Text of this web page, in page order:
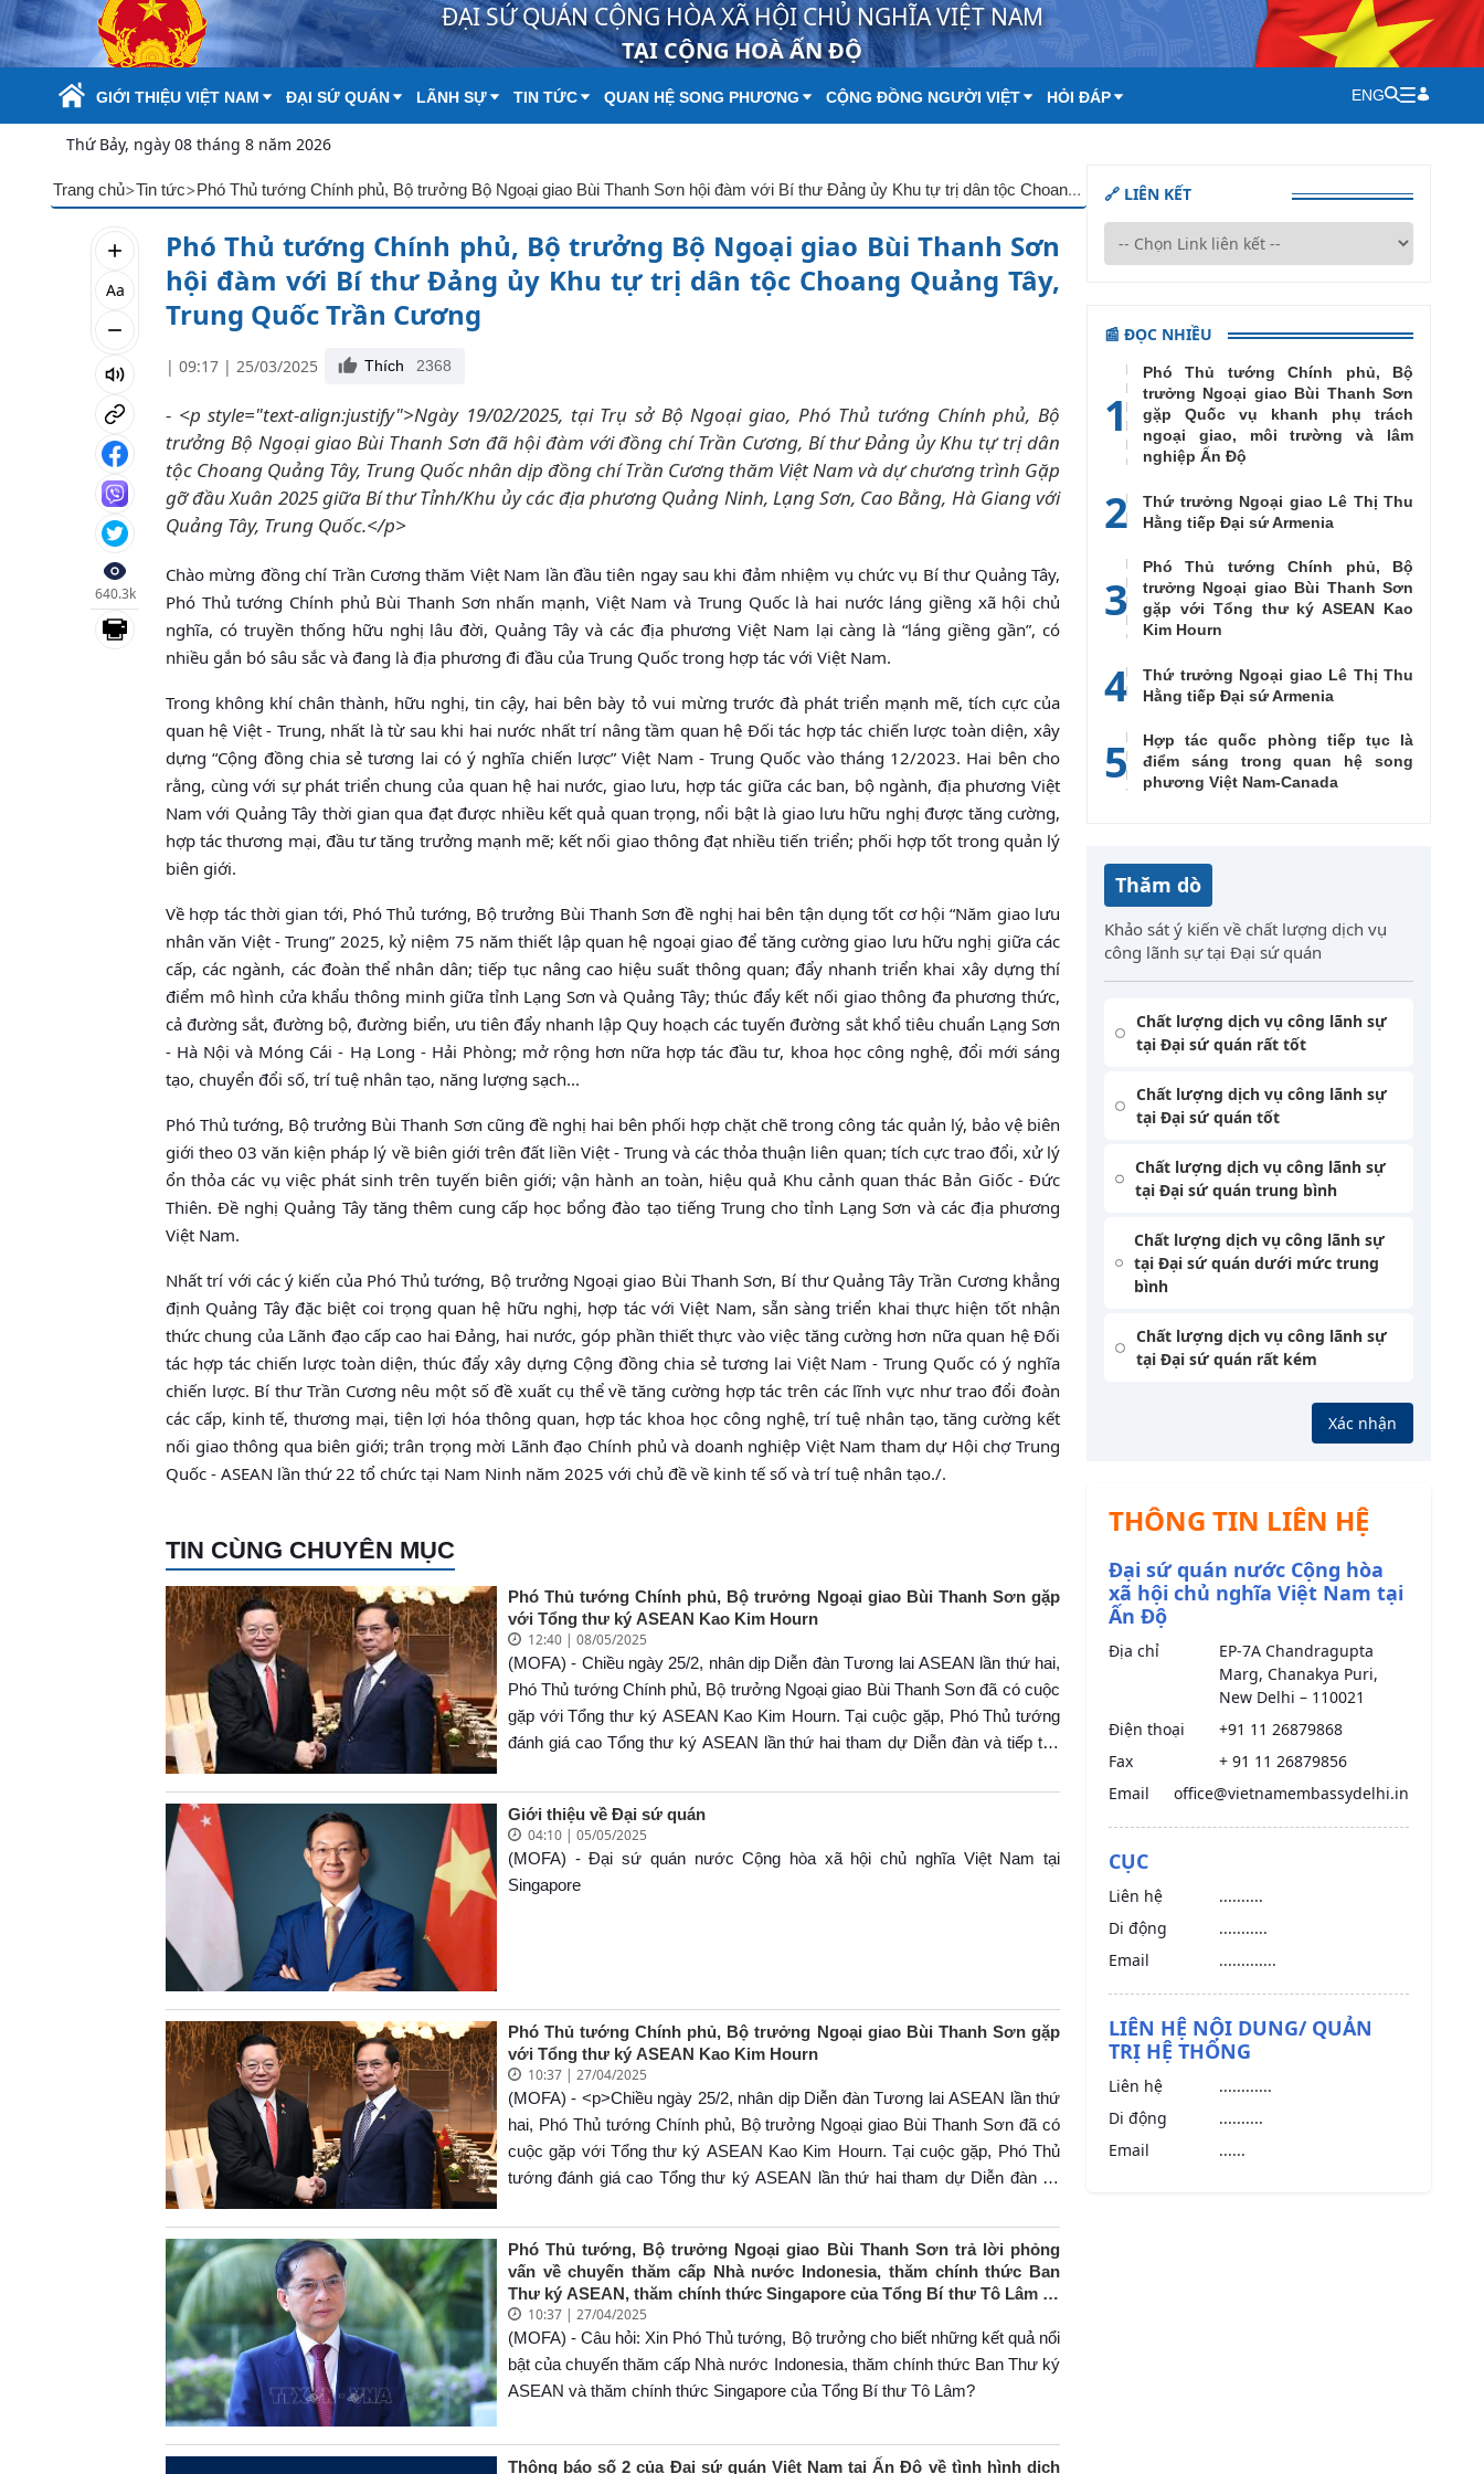
Skip to Main Content ĐẠI SỨ QUÁN CỘNG HÒA XÃ HỘI CHỦ NGHĨA VIỆT NAM
TẠI CỘNG HOÀ ẤN ĐỘ
GIỚI THIỆU VIỆT NAM ĐẠI SỨ QUÁN LÃNH SỰ TIN TỨC QUAN HỆ SONG PHƯƠNG CỘNG ĐỒNG NGƯỜI VIỆT HỎI ĐÁP ENG
Thứ Bảy, ngày 08 tháng 8 năm 2026
Trang chủ>Tin tức> Phó Thủ tướng Chính phủ, Bộ trưởng Bộ Ngoại giao Bùi Thanh Sơn hội đàm với Bí thư Đảng ủy Khu tự trị dân tộc Choang Quảng Tây, Trung Quốc Trần Cương
Aa
640.3k
Phó Thủ tướng Chính phủ, Bộ trưởng Bộ Ngoại giao Bùi Thanh Sơn
hội đàm với Bí thư Đảng ủy Khu tự trị dân tộc Choang Quảng Tây,
Trung Quốc Trần Cương
| 09:17 | 25/03/2025 Thích 2368
- <p style="text-align:justify">Ngày 19/02/2025, tại Trụ sở Bộ Ngoại giao, Phó Thủ tướng Chính phủ, Bộ
trưởng Bộ Ngoại giao Bùi Thanh Sơn đã hội đàm với đồng chí Trần Cương, Bí thư Đảng ủy Khu tự trị dân
tộc Choang Quảng Tây, Trung Quốc nhân dịp đồng chí Trần Cương thăm Việt Nam và dự chương trình Gặp
gỡ đầu Xuân 2025 giữa Bí thư Tỉnh/Khu ủy các địa phương Quảng Ninh, Lạng Sơn, Cao Bằng, Hà Giang với
Quảng Tây, Trung Quốc.</p>
Chào mừng đồng chí Trần Cương thăm Việt Nam lần đầu tiên ngay sau khi đảm nhiệm vụ chức vụ Bí thư Quảng Tây,
Phó Thủ tướng Chính phủ Bùi Thanh Sơn nhấn mạnh, Việt Nam và Trung Quốc là hai nước láng giềng xã hội chủ
nghĩa, có truyền thống hữu nghị lâu đời, Quảng Tây và các địa phương Việt Nam lại càng là “láng giềng gần”, có
nhiều gắn bó sâu sắc và đang là địa phương đi đầu của Trung Quốc trong hợp tác với Việt Nam.
Trong không khí chân thành, hữu nghị, tin cậy, hai bên bày tỏ vui mừng trước đà phát triển mạnh mẽ, tích cực của
quan hệ Việt - Trung, nhất là từ sau khi hai nước nhất trí nâng tầm quan hệ Đối tác hợp tác chiến lược toàn diện, xây
dựng “Cộng đồng chia sẻ tương lai có ý nghĩa chiến lược” Việt Nam - Trung Quốc vào tháng 12/2023. Hai bên cho
rằng, cùng với sự phát triển chung của quan hệ hai nước, giao lưu, hợp tác giữa các ban, bộ ngành, địa phương Việt
Nam với Quảng Tây thời gian qua đạt được nhiều kết quả quan trọng, nổi bật là giao lưu hữu nghị được tăng cường,
hợp tác thương mại, đầu tư tăng trưởng mạnh mẽ; kết nối giao thông đạt nhiều tiến triển; phối hợp tốt trong quản lý
biên giới.
Về hợp tác thời gian tới, Phó Thủ tướng, Bộ trưởng Bùi Thanh Sơn đề nghị hai bên tận dụng tốt cơ hội “Năm giao lưu
nhân văn Việt - Trung” 2025, kỷ niệm 75 năm thiết lập quan hệ ngoại giao để tăng cường giao lưu hữu nghị giữa các
cấp, các ngành, các đoàn thể nhân dân; tiếp tục nâng cao hiệu suất thông quan; đẩy nhanh triển khai xây dựng thí
điểm mô hình cửa khẩu thông minh giữa tỉnh Lạng Sơn và Quảng Tây; thúc đẩy kết nối giao thông đa phương thức,
cả đường sắt, đường bộ, đường biển, ưu tiên đẩy nhanh lập Quy hoạch các tuyến đường sắt khổ tiêu chuẩn Lạng Sơn
- Hà Nội và Móng Cái - Hạ Long - Hải Phòng; mở rộng hơn nữa hợp tác đầu tư, khoa học công nghệ, đổi mới sáng
tạo, chuyển đổi số, trí tuệ nhân tạo, năng lượng sạch...
Phó Thủ tướng, Bộ trưởng Bùi Thanh Sơn cũng đề nghị hai bên phối hợp chặt chẽ trong công tác quản lý, bảo vệ biên
giới theo 03 văn kiện pháp lý về biên giới trên đất liền Việt - Trung và các thỏa thuận liên quan; tích cực trao đổi, xử lý
ổn thỏa các vụ việc phát sinh trên tuyến biên giới; vận hành an toàn, hiệu quả Khu cảnh quan thác Bản Giốc - Đức
Thiên. Đề nghị Quảng Tây tăng thêm cung cấp học bổng đào tạo tiếng Trung cho tỉnh Lạng Sơn và các địa phương
Việt Nam.
Nhất trí với các ý kiến của Phó Thủ tướng, Bộ trưởng Ngoại giao Bùi Thanh Sơn, Bí thư Quảng Tây Trần Cương khẳng
định Quảng Tây đặc biệt coi trọng quan hệ hữu nghị, hợp tác với Việt Nam, sẵn sàng triển khai thực hiện tốt nhận
thức chung của Lãnh đạo cấp cao hai Đảng, hai nước, góp phần thiết thực vào việc tăng cường hơn nữa quan hệ Đối
tác hợp tác chiến lược toàn diện, thúc đẩy xây dựng Cộng đồng chia sẻ tương lai Việt Nam - Trung Quốc có ý nghĩa
chiến lược. Bí thư Trần Cương nêu một số đề xuất cụ thể về tăng cường hợp tác trên các lĩnh vực như trao đổi đoàn
các cấp, kinh tế, thương mại, tiện lợi hóa thông quan, hợp tác khoa học công nghệ, trí tuệ nhân tạo, tăng cường kết
nối giao thông qua biên giới; trân trọng mời Lãnh đạo Chính phủ và doanh nghiệp Việt Nam tham dự Hội chợ Trung
Quốc - ASEAN lần thứ 22 tổ chức tại Nam Ninh năm 2025 với chủ đề về kinh tế số và trí tuệ nhân tạo./.
TIN CÙNG CHUYÊN MỤC
Phó Thủ tướng Chính phủ, Bộ trưởng Ngoại giao Bùi Thanh Sơn gặp
với Tổng thư ký ASEAN Kao Kim Hourn
12:40 | 08/05/2025
(MOFA) - Chiều ngày 25/2, nhân dịp Diễn đàn Tương lai ASEAN lần thứ hai,
Phó Thủ tướng Chính phủ, Bộ trưởng Ngoại giao Bùi Thanh Sơn đã có cuộc
gặp với Tổng thư ký ASEAN Kao Kim Hourn. Tại cuộc gặp, Phó Thủ tướng
đánh giá cao Tổng thư ký ASEAN lần thứ hai tham dự Diễn đàn và tiếp tục
chung của Diễn đàn.
Giới thiệu về Đại sứ quán
04:10 | 05/05/2025
(MOFA) - Đại sứ quán nước Cộng hòa xã hội chủ nghĩa Việt Nam tại
Singapore
Phó Thủ tướng Chính phủ, Bộ trưởng Ngoại giao Bùi Thanh Sơn gặp
với Tổng thư ký ASEAN Kao Kim Hourn
10:37 | 27/04/2025
(MOFA) - <p>Chiều ngày 25/2, nhân dịp Diễn đàn Tương lai ASEAN lần thứ
hai, Phó Thủ tướng Chính phủ, Bộ trưởng Ngoại giao Bùi Thanh Sơn đã có
cuộc gặp với Tổng thư ký ASEAN Kao Kim Hourn. Tại cuộc gặp, Phó Thủ
tướng đánh giá cao Tổng thư ký ASEAN lần thứ hai tham dự Diễn đàn và
công chung của Diễn đàn.</p>
Phó Thủ tướng, Bộ trưởng Ngoại giao Bùi Thanh Sơn trả lời phỏng
vấn về chuyến thăm cấp Nhà nước Indonesia, thăm chính thức Ban
Thư ký ASEAN, thăm chính thức Singapore của Tổng Bí thư Tô Lâm và
Phu nhân cùng Đoàn đại biểu cấp cao Việt Nam
10:37 | 27/04/2025
(MOFA) - Câu hỏi: Xin Phó Thủ tướng, Bộ trưởng cho biết những kết quả nổi
bật của chuyến thăm cấp Nhà nước Indonesia, thăm chính thức Ban Thư ký
ASEAN và thăm chính thức Singapore của Tổng Bí thư Tô Lâm?
Thông báo số 2 của Đại sứ quán Việt Nam tại Ấn Độ về tình hình dịch
🔗 LIÊN KẾT
📰 ĐỌC NHIỀU
1
Phó Thủ tướng Chính phủ, Bộ
trưởng Ngoại giao Bùi Thanh Sơn
gặp Quốc vụ khanh phụ trách
ngoại giao, môi trường và lâm
nghiệp Ấn Độ
2
Thứ trưởng Ngoại giao Lê Thị Thu
Hằng tiếp Đại sứ Armenia
3
Phó Thủ tướng Chính phủ, Bộ
trưởng Ngoại giao Bùi Thanh Sơn
gặp với Tổng thư ký ASEAN Kao
Kim Hourn
4
Thứ trưởng Ngoại giao Lê Thị Thu
Hằng tiếp Đại sứ Armenia
5
Hợp tác quốc phòng tiếp tục là
điểm sáng trong quan hệ song
phương Việt Nam-Canada
Thăm dò
Khảo sát ý kiến về chất lượng dịch vụ
công lãnh sự tại Đại sứ quán
Chất lượng dịch vụ công lãnh sự
tại Đại sứ quán rất tốt
Chất lượng dịch vụ công lãnh sự
tại Đại sứ quán tốt
Chất lượng dịch vụ công lãnh sự
tại Đại sứ quán trung bình
Chất lượng dịch vụ công lãnh sự
tại Đại sứ quán dưới mức trung
bình
Chất lượng dịch vụ công lãnh sự
tại Đại sứ quán rất kém
Xác nhận
THÔNG TIN LIÊN HỆ
Đại sứ quán nước Cộng hòa
xã hội chủ nghĩa Việt Nam tại
Ấn Độ
Địa chỉ
EP-7A Chandragupta
Marg, Chanakya Puri,
New Delhi – 110021
Điện thoại
+91 11 26879868
Fax
+ 91 11 26879856
Email
office@vietnamembassydelhi.in
CỤC
Liên hệ
..........
Di động
...........
Email
.............
LIÊN HỆ NỘI DUNG/ QUẢN
TRỊ HỆ THỐNG
Liên hệ
............
Di động
..........
Email
......